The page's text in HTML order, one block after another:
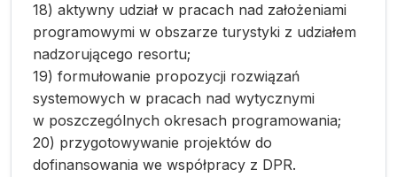
18) aktywny udział w pracach nad założeniami
programowymi w obszarze turystyki z udziałem
nadzorującego resortu;
19) formułowanie propozycji rozwiązań
systemowych w pracach nad wytycznymi
w poszczególnych okresach programowania;
20) przygotowywanie projektów do
dofinansowania we współpracy z DPR.